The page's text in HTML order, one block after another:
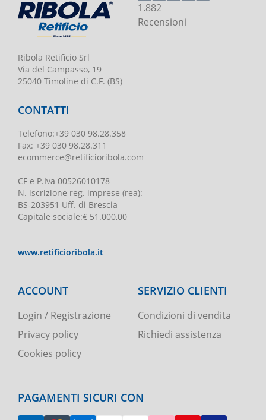
Ribola Retificio Srl
Via del Campasso, 19
25040 Timoline di C.F. (BS)
1.882
Recensioni
CONTATTI
Telefono:+39 030 98.28.358
Fax: +39 030 98.28.311
ecommerce@retificioribola.com
CF e P.Iva 00526010178
N. iscrizione reg. imprese (rea):
BS-203951 Uff. di Brescia
Capitale sociale:€ 51.000,00
www.retificioribola.it
ACCOUNT
Login / Registrazione
Privacy policy
Cookies policy
SERVIZIO CLIENTI
Condizioni di vendita
Richiedi assistenza
PAGAMENTI SICURI CON